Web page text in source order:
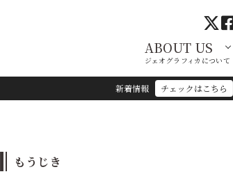
新着情報 チェックはこちら
ABOUT US
ジェオグラフィカについて
もうじき